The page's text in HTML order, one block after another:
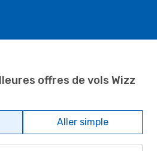
offres de vols Wizz
Aller simple